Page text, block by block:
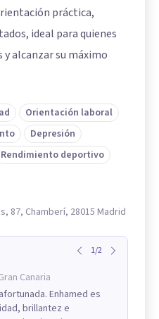
práctica,
ideal para quienes
alcanzar su máximo
Orientación laboral
Depresión
Rendimiento deportivo
87, Chamberí, 28015 Madrid
Canaria
1/2
Enhamed es
brillantez e